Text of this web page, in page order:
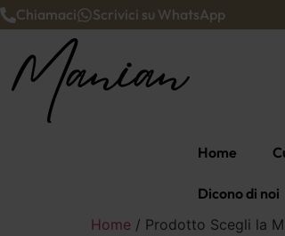
Chiamaci Scrivici su WhatsApp
Home
Dicono di noi
Home / Prodotto Scegli la